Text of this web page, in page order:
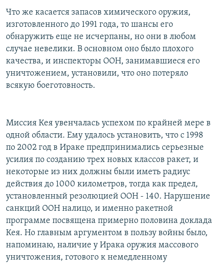
Что же касается запасов химического оружия,
изготовленного до 1991 года, то шансы его
обнаружить еще не исчерпаны, но они в любом
случае невелики. В основном оно было плохого
качества, и инспекторы ООН, занимавшиеся его
уничтожением, установили, что оно потеряло
всякую боеготовность.
Миссия Кея увенчалась успехом по крайней мере в
одной области. Ему удалось установить, что с 1998
по 2002 год в Ираке предпринимались серьезные
усилия по созданию трех новых классов ракет, и
некоторые из них должны были иметь радиус
действия до 1000 километров, тогда как предел,
установленный резолюцией ООН - 140. Нарушение
санкций ООН налицо, и именно ракетной
программе посвящена примерно половина доклада
Кея. Но главным аргументом в пользу войны было,
напоминаю, наличие у Ирака оружия массового
уничтожения, готового к немедленному